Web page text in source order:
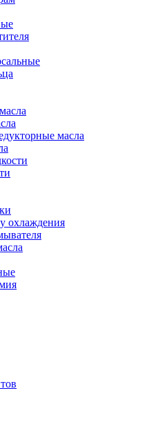
масла
охлаждения